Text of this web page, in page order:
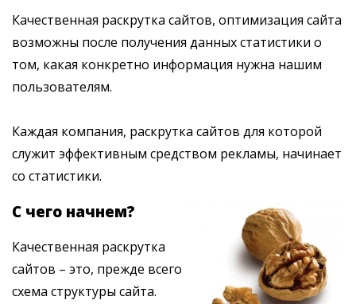
Качественная раскрутка сайтов, оптимизация сайта
возможны после получения данных статистики о
том, какая конкретно информация нужна нашим
пользователям.
Каждая компания, раскрутка сайтов для которой
служит эффективным средством рекламы, начинает
со статистики.
С чего начнем?
Качественная раскрутка
сайтов – это, прежде всего
схема структуры сайта.